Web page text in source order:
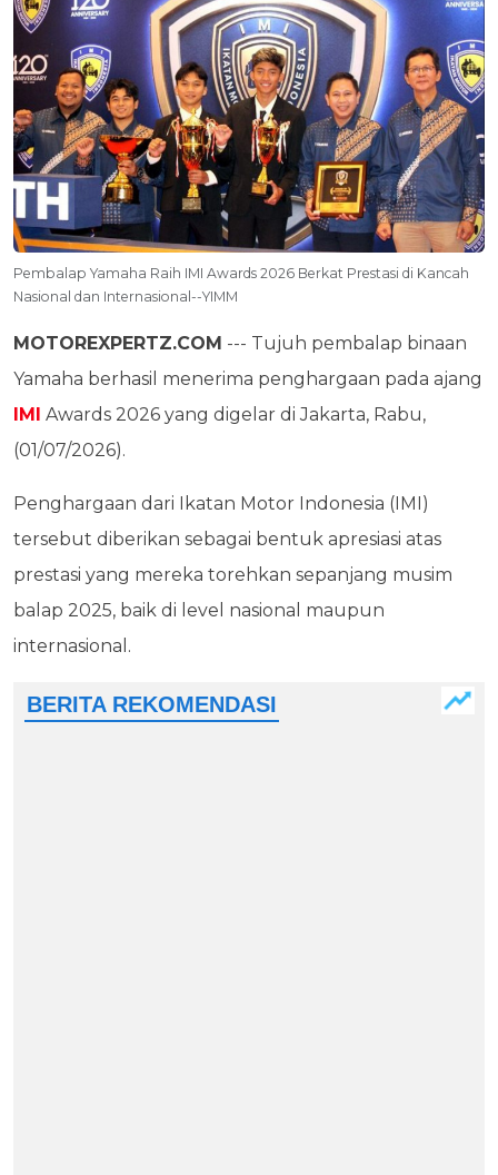
Pembalap Yamaha Raih IMI Awards 2026 Berkat Prestasi di Kancah
Nasional dan Internasional--YIMM
MOTOREXPERTZ.COM --- Tujuh pembalap binaan
Yamaha berhasil menerima penghargaan pada ajang
IMI Awards 2026 yang digelar di Jakarta, Rabu,
(01/07/2026).
Penghargaan dari Ikatan Motor Indonesia (IMI)
tersebut diberikan sebagai bentuk apresiasi atas
prestasi yang mereka torehkan sepanjang musim
balap 2025, baik di level nasional maupun
internasional.